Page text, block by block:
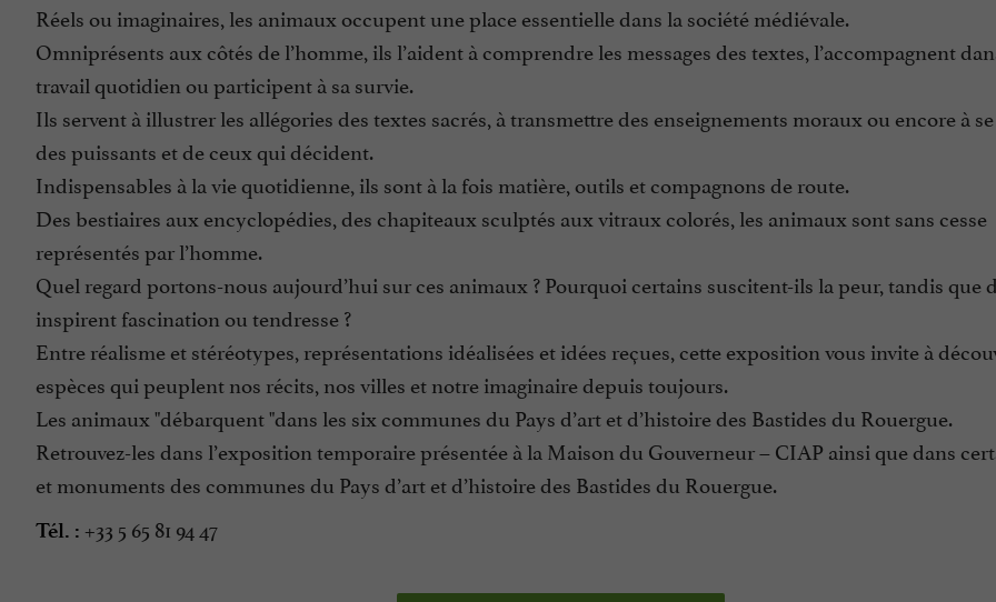
Réels ou imaginaires, les animaux occupent une place essentielle dans la société médiévale.
Omniprésents aux côtés de l’homme, ils l’aident à comprendre les messages des textes, l’accompagnent
travail quotidien ou participent à sa survie.
Ils servent à illustrer les allégories des textes sacrés, à transmettre des enseignements moraux ou encore à
des puissants et de ceux qui décident.
Indispensables à la vie quotidienne, ils sont à la fois matière, outils et compagnons de route.
Des bestiaires aux encyclopédies, des chapiteaux sculptés aux vitraux colorés, les animaux sont sans cesse
représentés par l’homme.
Quel regard portons-nous aujourd’hui sur ces animaux ? Pourquoi certains suscitent-ils la peur, tandis que
inspirent fascination ou tendresse ?
Entre réalisme et stéréotypes, représentations idéalisées et idées reçues, cette exposition vous invite à
espèces qui peuplent nos récits, nos villes et notre imaginaire depuis toujours.
Les animaux "débarquent "dans les six communes du Pays d’art et d’histoire des Bastides du Rouergue.
Retrouvez-les dans l’exposition temporaire présentée à la Maison du Gouverneur – CIAP ainsi que dans
et monuments des communes du Pays d’art et d’histoire des Bastides du Rouergue.
Tél. : +33 5 65 81 94 47